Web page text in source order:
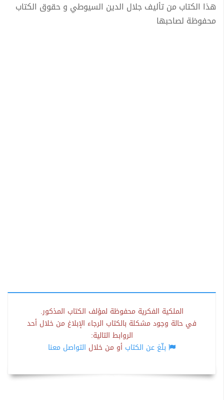
هذا الكتاب من تأليف جلال الدين السيوطي و حقوق الكتاب
محفوظة لصاحبها
الملكية الفكرية محفوظة لمؤلف الكتاب المذكور.
في حالة وجود مشكلة بالكتاب الرجاء الإبلاغ من خلال أحد
الروابط التالية:
بلّغ عن الكتاب أو من خلال التواصل معنا